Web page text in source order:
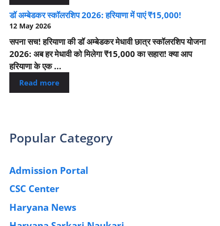
डॉ अम्बेडकर स्कॉलरशिप 2026: हरियाणा में पाएं ₹15,000!
12 May 2026
सपना सच! हरियाणा की डॉ अम्बेडकर मेधावी छात्र स्कॉलरशिप योजना
2026: अब हर मेधावी को मिलेगा ₹15,000 का सहारा! क्या आप
हरियाणा के एक ...
Read more
Popular Category
Admission Portal
CSC Center
Haryana News